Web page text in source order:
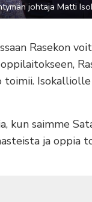
johtaja Matti
Rasekon
toimii.
kun saimme
ja oppia